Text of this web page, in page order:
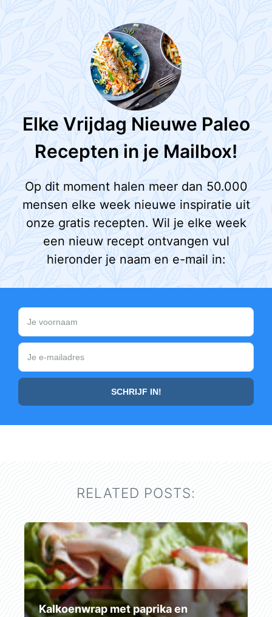
Elke Vrijdag Nieuwe Paleo
Recepten in je Mailbox!
Op dit moment halen meer dan 50.000
mensen elke week nieuwe inspiratie uit
onze gratis recepten. Wil je elke week
een nieuw recept ontvangen vul
hieronder je naam en e-mail in:
RELATED POSTS:
Kalkoenwrap met paprika en